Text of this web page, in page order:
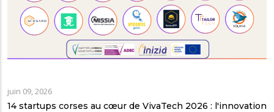
juin 09, 2026
14 startups corses au cœur de VivaTech 2026 : l'innovation